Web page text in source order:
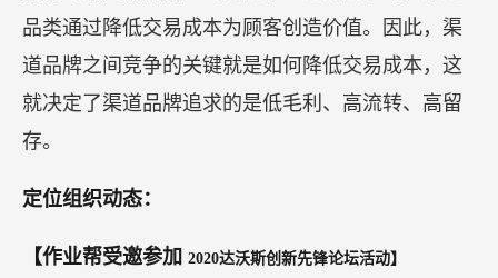
牌，最后才能形成品牌的形象。品牌形象的实质是
什么？是品牌文化的一个部分，通常是成熟品牌进
行的品牌管理。
潘轲（顺知战略定位创始人）：
道就在于帮助顾客降低交易成本。交易成本包括直
品类通过降低交易成本为顾客创造价值。因此，渠